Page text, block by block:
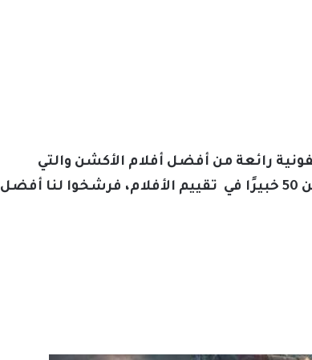
رائعة من أفضل أفلام الأكشن والتي
ستشعرك بصدمة وستزيد من ضربات قلبك، وقد استطلعنا آراء أكثر من 50 خبيرًا في تقييم الأفلام، فرشخوا لنا أفضل